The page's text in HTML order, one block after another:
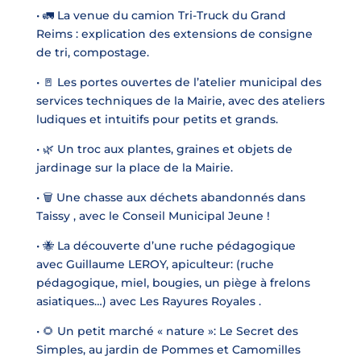
• 🚛La venue du camion Tri-Truck du Grand
Reims : explication des extensions de consigne
de tri, compostage.
• 🚪 Les portes ouvertes de l’atelier municipal des
services techniques de la Mairie, avec des ateliers
ludiques et intuitifs pour petits et grands.
• 🌿 Un troc aux plantes, graines et objets de
jardinage sur la place de la Mairie.
• 🗑️ Une chasse aux déchets abandonnés dans
Taissy , avec le Conseil Municipal Jeune !
• 🐝La découverte d’une ruche pédagogique
avec Guillaume LEROY, apiculteur: (ruche
pédagogique, miel, bougies, un piège à frelons
asiatiques…) avec Les Rayures Royales.
• 🌻 Un petit marché « nature »: Le Secret des
Simples, au jardin de Pommes et Camomilles